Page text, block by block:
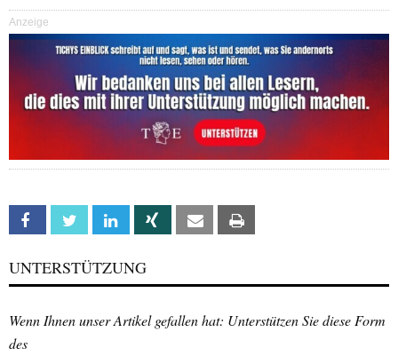
Anzeige
Facebook Twitter Linkedin Xing Email
UNTERSTÜTZUNG
Wenn Ihnen unser Artikel gefallen hat: Unterstützen Sie diese Form
des